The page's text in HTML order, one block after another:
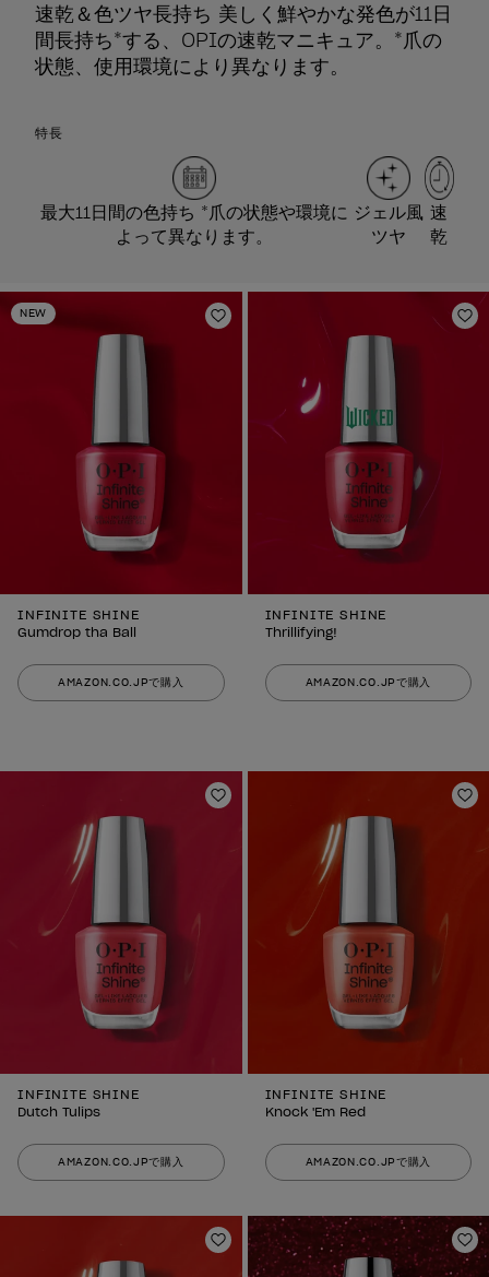
速乾＆色ツヤ長持ち 美しく鮮やかな発色が11日
間長持ち*する、OPIの速乾マニキュア。*爪の
状態、使用環境により異なります。
特長
最大11日間の色持ち *爪の状態や環境に
よって異なります。
ジェル風
ツヤ
速
乾
NEW
ほしいものリストに追加
INFINITE SHINE
Gumdrop tha Ball
AMAZON.CO.JPで購入
ほ
INFINITE SHINE
Thrillifying!
AMAZON.CO.JPで購入
ほしいものリストに追加
INFINITE SHINE
Dutch Tulips
AMAZON.CO.JPで購入
ほ
INFINITE SHINE
Knock 'Em Red
AMAZON.CO.JPで購入
ほしいものリストに追加 ほ